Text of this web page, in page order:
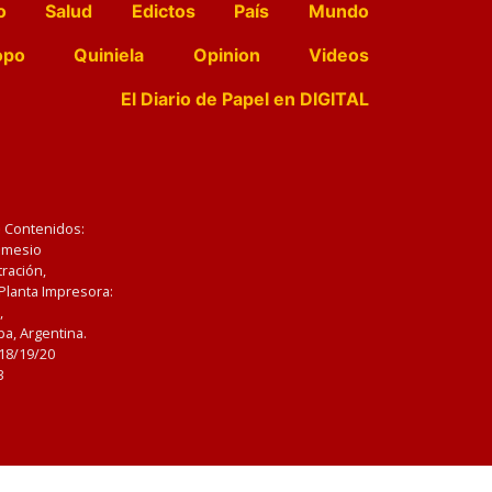
Salud Edictos País
Mundo
Quiniela Opinion
Videos
El Diario de Papel en DIGITAL
Impresora:
Argentina.
19/20